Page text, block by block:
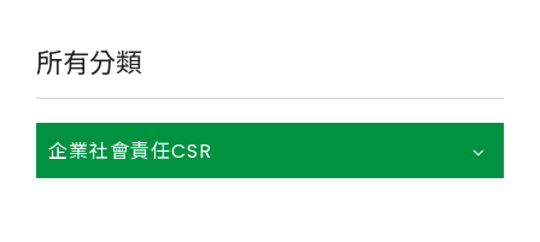
所有分類
企業社會責任CSR